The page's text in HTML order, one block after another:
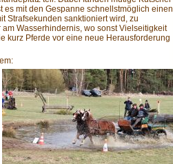
es mit den Gespanne schnellstmöglich einen
Strafsekunden sanktioniert wird, zu
Wasserhindernis, wo sonst Vielseitigkeit
kurz Pferde vor eine neue Herausforderung